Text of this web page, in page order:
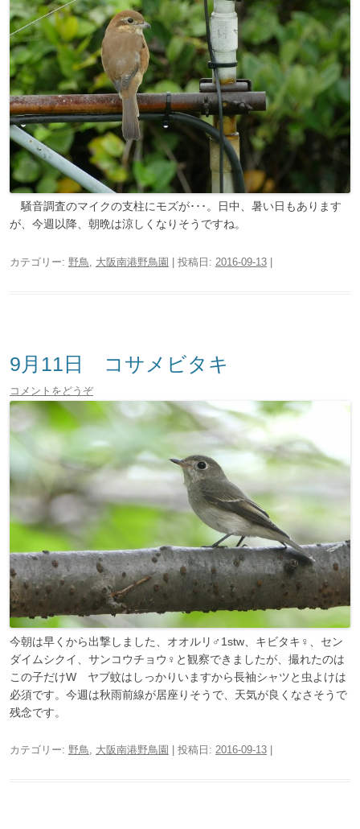
騒音調査のマイクの支柱にモズが･･･。日中、暑い日もあります
が、今週以降、朝晩は涼しくなりそうですね。
カテゴリー: 野鳥 大阪南港野鳥園 | 投稿日: 2016-09-13
9月11日 コサメビタキ
コメントをどうぞ
今朝は早くから出撃しました、オオルリ♂1stw、キビタキ♀、セン
ダイムシクイ、サンコウチョウ♀と観察できましたが、撮れたのは
この子だけW ヤブ蚊はしっかりいますから長袖シャツと虫よけは
必須です。今週は秋雨前線が居座りそうで、天気が良くなさそうで
残念です。
カテゴリー: 野鳥, 大阪南港野鳥園 | 投稿日: 2016-09-13